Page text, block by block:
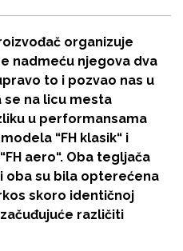
organizuje
nadmeću njegova dva
to i pozvao nas u
se na licu mesta
u performansama
“FH klasik“ i
aero“. Oba tegljača
su bila opterećena
skoro identičnoj
različiti